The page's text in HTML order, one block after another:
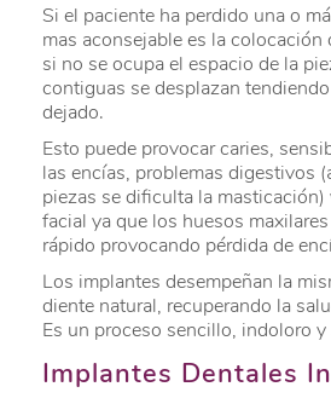
Si el paciente ha perdido una o
mas aconsejable es la
si no se ocupa el espacio de la
contiguas se desplazan
dejado.
Esto puede provocar caries,
las encías, problemas digestivos
piezas se dificulta la
facial ya que los huesos
rápido provocando pérdida de
Los implantes desempeñan la
diente natural, recuperando la
Es un proceso sencillo, indoloro y
Implantes Dentales